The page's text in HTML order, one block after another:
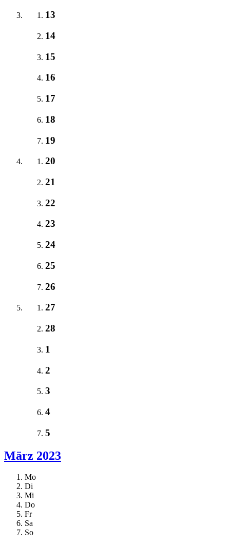
13
14
15
16
17
18
19
20
21
22
23
24
25
26
27
28
1
2
3
4
5
März 2023
Mo
Di
Mi
Do
Fr
Sa
So